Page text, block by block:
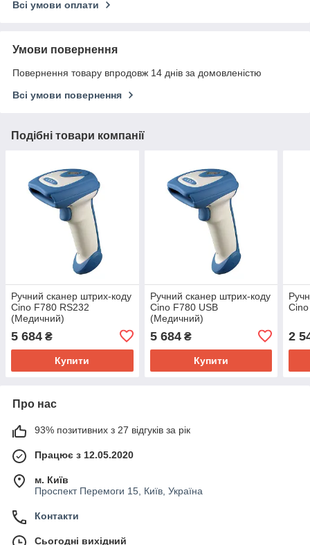
Всі умови оплати
Умови повернення
Повернення товару впродовж 14 днів за домовленістю
Всі умови повернення
Подібні товари компанії
Ручний сканер штрих-коду
Cino F780 RS232
(Медичний)
5 684 ₴
Купити
Ручний сканер штрих-коду
Cino F780 USB
(Медичний)
5 684₴
Купити
2
Про нас
93% позитивних з 27 відгуків за рік
Працює з 12.05.2020
м. Київ
Проспект Перемоги 15, Київ, Україна
Контакти
Сьогодні вихідний